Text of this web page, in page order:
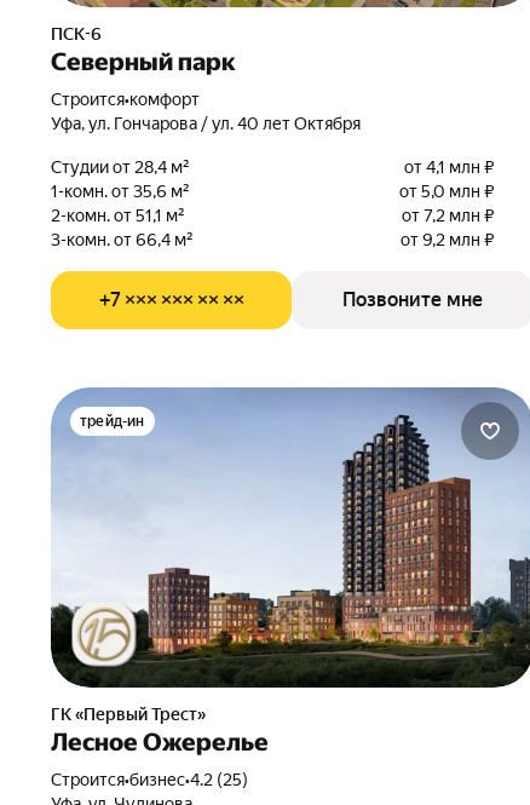
ПСК-6
Северный парк
Строится•комфорт
Уфа, ул. Гончарова / ул. 40 лет Октября
Студии от 28,4 м²
от 4,1 млн ₽
1-комн. от 35,6 м²
от 5,0 млн ₽
2-комн. от 51,1 м²
от 7,2 млн ₽
3-комн. от 66,4 м²
от 9,2 млн ₽
+7 ××× ××× ×× ×× Позвоните мне
трейд-ин
ГК «Первый Трест»
Лесное Ожерелье
Строится•бизнес•4.2 (25)